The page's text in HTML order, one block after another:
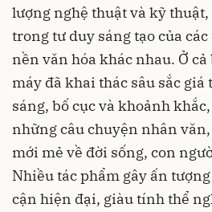
lượng nghệ thuật và kỹ
trong tư duy sáng tạo của
nền văn hóa khác nhau. Ở
máy đã khai thác sâu sắc
sáng, bố cục và khoảnh
những câu chuyện nhân
mới mẻ về đời sống, con
Nhiều tác phẩm gây ấn
cận hiện đại, giàu tính thể